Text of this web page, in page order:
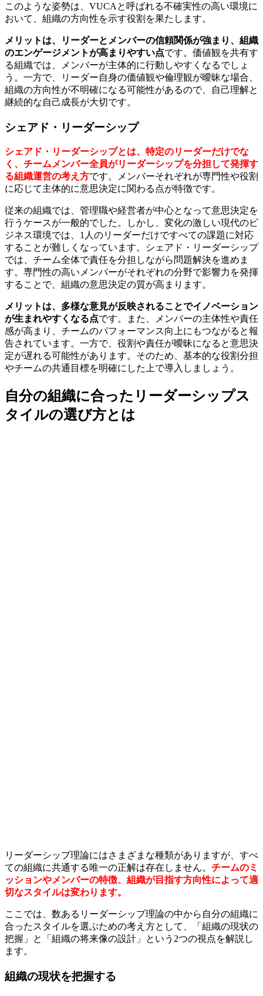
このような姿勢は、VUCAと呼ばれる不確実性の高い環境に
おいて、組織の方向性を示す役割を果たします。
メリットは、リーダーとメンバーの信頼関係が強まり、組織
のエンゲージメントが高まりやすい点です。価値観を共有す
る組織では、メンバーが主体的に行動しやすくなるでしょ
う。一方で、リーダー自身の価値観や倫理観が曖昧な場合、
組織の方向性が不明確になる可能性があるので、自己理解と
継続的な自己成長が大切です。
シェアド・リーダーシップ
シェアド・リーダーシップとは、特定のリーダーだけでな
く、チームメンバー全員がリーダーシップを分担して発揮す
る組織運営の考え方です。メンバーそれぞれが専門性や役割
に応じて主体的に意思決定に関わる点が特徴です。
従来の組織では、管理職や経営者が中心となって意思決定を
行うケースが一般的でした。しかし、変化の激しい現代のビ
ジネス環境では、1人のリーダーだけですべての課題に対応
することが難しくなっています。シェアド・リーダーシップ
では、チーム全体で責任を分担しながら問題解決を進めま
す。専門性の高いメンバーがそれぞれの分野で影響力を発揮
することで、組織の意思決定の質が高まります。
メリットは、多様な意見が反映されることでイノベーション
が生まれやすくなる点です。また、メンバーの主体性や責任
感が高まり、チームのパフォーマンス向上にもつながると報
告されています。一方で、役割や責任が曖昧になると意思決
定が遅れる可能性があります。そのため、基本的な役割分担
やチームの共通目標を明確にした上で導入しましょう。
自分の組織に合ったリーダーシップス
タイルの選び方とは
リーダーシップ理論にはさまざまな種類がありますが、すべ
ての組織に共通する唯一の正解は存在しません。 チームのミ
ッションやメンバーの特徴、組織が目指す方向性によって適
切なスタイルは変わります。
ここでは、数あるリーダーシップ理論の中から自分の組織に
合ったスタイルを選ぶための考え方として、「組織の現状の
把握」と「組織の将来像の設計」という2つの視点を解説し
ます。
組織の現状を把握する